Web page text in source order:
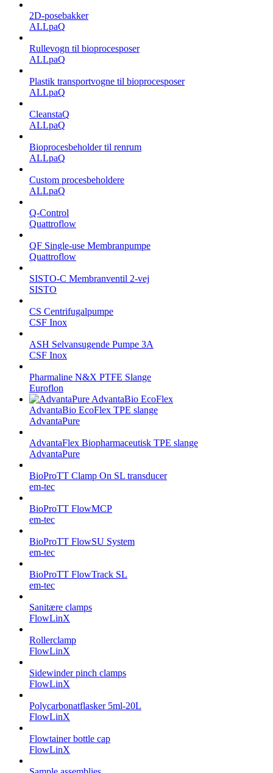
2D-posebakker
ALLpaQ
Rullevogn til bioprocesposer
ALLpaQ
Plastik transportvogne til bioprocesposer
ALLpaQ
CleanstaQ
ALLpaQ
Bioprocesbeholder til renrum
ALLpaQ
Custom procesbeholdere
ALLpaQ
Q-Control
Quattroflow
QF Single-use Membranpumpe
Quattroflow
SISTO-C Membranventil 2-vej
SISTO
CS Centrifugalpumpe
CSF Inox
ASH Selvansugende Pumpe 3A
CSF Inox
Pharmaline N&X PTFE Slange
Euroflon
AdvantaBio EcoFlex TPE slange
AdvantaPure
AdvantaFlex Biopharmaceutisk TPE slange
AdvantaPure
BioProTT Clamp On SL transducer
em-tec
BioProTT FlowMCP
em-tec
BioProTT FlowSU System
em-tec
BioProTT FlowTrack SL
em-tec
Sanitære clamps
FlowLinX
Rollerclamp
FlowLinX
Sidewinder pinch clamps
FlowLinX
Polycarbonatflasker 5ml-20L
FlowLinX
Flowtainer bottle cap
FlowLinX